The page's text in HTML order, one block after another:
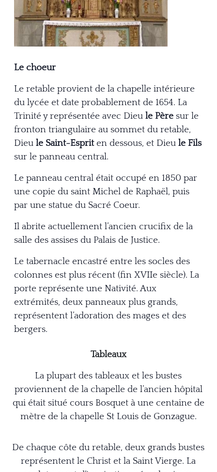
Le choeur
Le retable provient de la chapelle intérieure
du lycéeet date probablement de 1654.La
Trinité y représentée avec Dieule Père sur le
fronton triangulaire au sommet du retable,
Dieule Saint-Espriten dessous, et Dieule Fils
sur lepanneau central.
Le panneau central était occupé en 1850 par
unecopie du saint Michel de Raphaël, puis
par une statue du Sacré Coeur.
Il abrite actuellement l’ancien crucifix de la
salle des assises du Palais de Justice.
Le tabernacle encastré entre les socles des
colonnes est plus récent(fin XVIIe siècle). La
porte représente une Nativité.Aux
extrémités, deux panneaux plus grands,
représentent l’adoration des mages et des
bergers.
Tableaux
La plupart des tableaux et les bustes
proviennent de la chapelle de l’ancien hôpital
qui était situé cours Bosquet à une centaine de
mètre de la chapelle St Louis de Gonzague.
De chaque côte du retable, deux grands bustes
représentent le Christet la Saint Vierge. La